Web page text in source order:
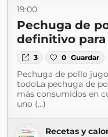
19:00
Pechuga de
definitivo para
3 0 Guardar
Pechuga de pollo
todoLa pechuga de
más consumidos en
uno (...)
Recetas y